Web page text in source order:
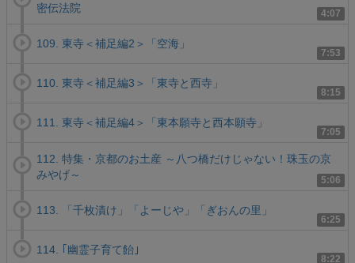
4:07
密伝法院
7:53
109. 東寺＜補足編2＞「空海」
8:15
110. 東寺＜補足編3＞「東寺と西寺」
7:05
111. 東寺＜補足編4＞「東本願寺と西本願寺」
5:06
112. 特集・京都のお土産 ～八つ橋だけじゃない！珠玉の京
みやげ～
6:25
113. 「千枚漬け」「よーじや」「ぎおんの里」
8:22
114. ｢幽霊子育て飴｣